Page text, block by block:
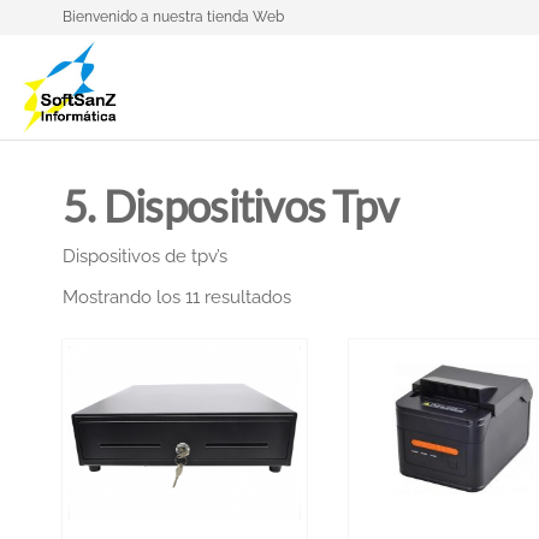
Bienvenido a nuestra tienda Web
of
SoftSanZ
Informática
5. Dispositivos Tpv
Dispositivos de tpv’s
Mostrando los 11 resultados